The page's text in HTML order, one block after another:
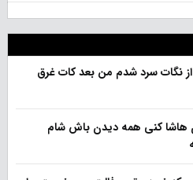
نگات سرد شدم من بعد کات غرق
هاشا کنی همه دیدن باش شام